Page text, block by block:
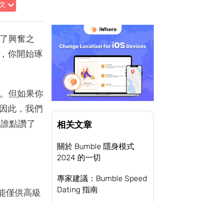
興奮之
你開始琢
但如果你
此，我們
點讚了
僅供高級
相关文章
關於 Bumble 隱身模式
2024 的一切
專家建議：Bumble Speed
Dating 指南